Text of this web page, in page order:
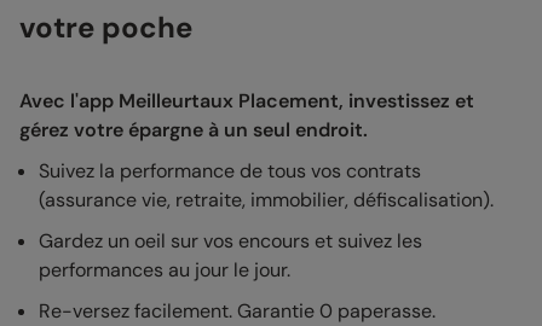
votre poche
Avec l'app Meilleurtaux Placement, investissez et
gérez votre épargne à un seul endroit.
Suivez la performance de tous vos contrats
(assurance vie, retraite, immobilier, défiscalisation).
Gardez un oeil sur vos encours et suivez les
performances au jour le jour.
Re-versez facilement. Garantie 0 paperasse.